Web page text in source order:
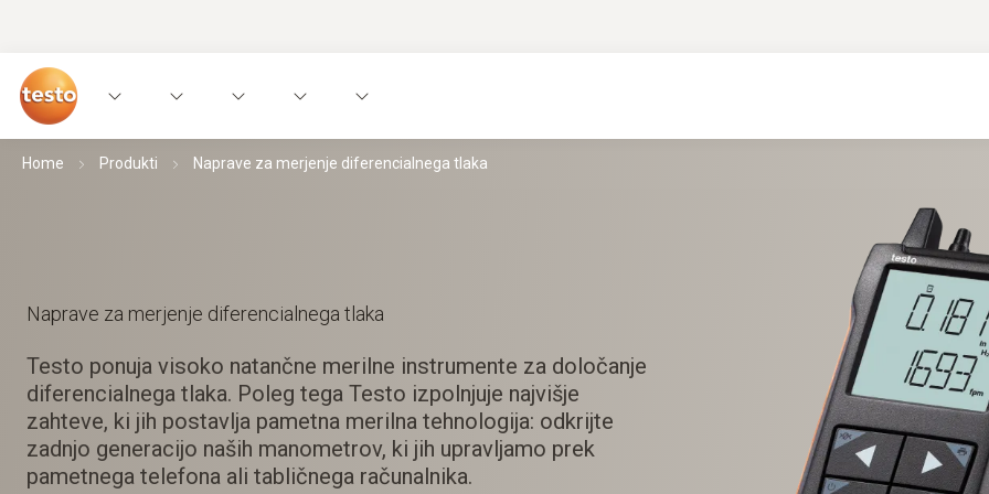
Home Produkti Naprave za merjenje diferencialnega tlaka
Naprave za merjenje diferencialnega tlaka
Testo ponuja visoko natančne merilne instrumente za določanje
diferencialnega tlaka. Poleg tega Testo izpolnjuje najvišje
zahteve, ki jih postavlja pametna merilna tehnologija: odkrijte
zadnjo generacijo naših manometrov, ki jih upravljamo prek
pametnega telefona ali tabličnega računalnika.